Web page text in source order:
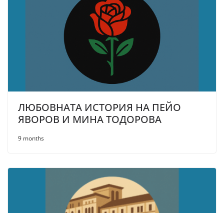
ЛЮБОВНАТА ИСТОРИЯ НА ПЕЙО
ЯВОРОВ И МИНА ТОДОРОВА
9 months